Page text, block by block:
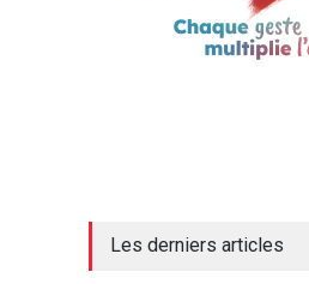
Les derniers articles